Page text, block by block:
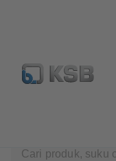
Konfigurasi Produk
pencarian